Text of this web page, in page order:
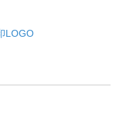
LOGO